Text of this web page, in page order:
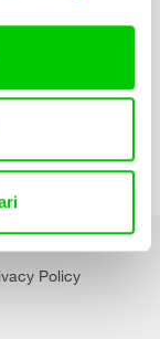
Policy